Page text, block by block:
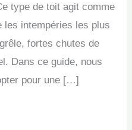
type de toit agit comme
les intempéries les plus
fortes chutes de
Dans ce guide, nous
pour une […]